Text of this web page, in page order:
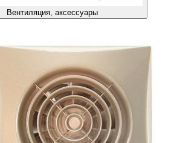
Вентиляция, аксессуары